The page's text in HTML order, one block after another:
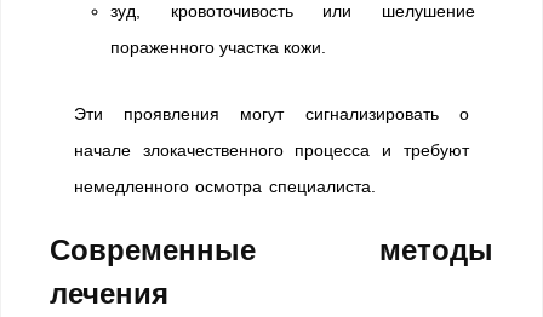
зуд, кровоточивость или шелушение
пораженного участка кожи.
Эти проявления могут сигнализировать о
начале злокачественного процесса и требуют
немедленного осмотра специалиста.
Современные методы
лечения